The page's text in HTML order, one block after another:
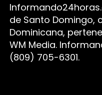
Informando24h
de Santo Domingo,
Dominicana,
WM Media. I
(809) 705-6301.